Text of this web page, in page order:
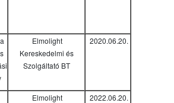
Elmolight
Kereskedelmi és
Szolgáltató BT
2020.06.20.
Elmolight
2022.06.20.